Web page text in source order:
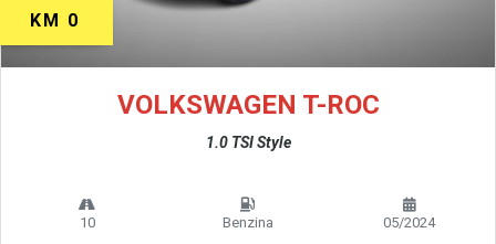
KM 0
VOLKSWAGEN T-ROC
1.0 TSI Style
10 Benzina 05/2024